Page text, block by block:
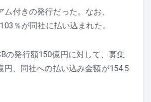
ム付きの発行だった。なお、
％が同社に払い込まれた。
の発行額150億円に対して、募集
円、同社への払い込み金額が154.5